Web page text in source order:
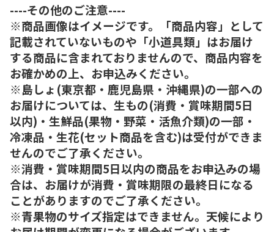
----その他のご注意----
※商品画像はイメージです。「商品内容」として
記載されていないものや「小道具類」はお届け
する商品に含まれておりませんので、商品内容を
お確かめの上、お申込みください。
※島しょ(東京都・鹿児島県・沖縄県)の一部への
お届けについては、生もの(消費・賞味期間5日
以内)・生鮮品(果物・野菜・活魚介類)の一部・
冷凍品・生花(セット商品を含む)は受付ができま
せんのでご了承ください。
※消費・賞味期間5日以内の商品をお申込みの場
合は、お届けが消費・賞味期限の最終日になる
ことがありますのでご了承ください。
※青果物のサイズ指定はできません。天候により